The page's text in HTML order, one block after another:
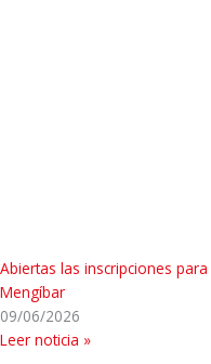
Abiertas las inscripciones
Mengíbar
09/06/2026
Leer noticia »